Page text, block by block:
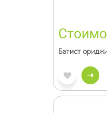
Батист